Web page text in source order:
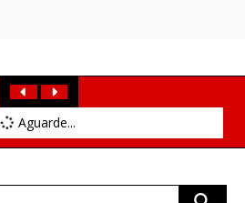
Aguarde...